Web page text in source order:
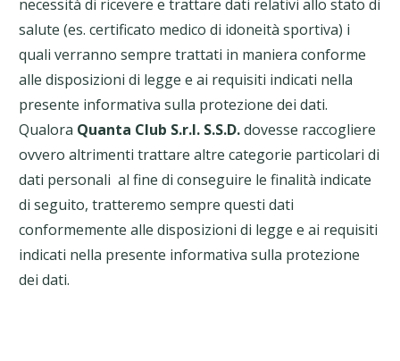
necessità di ricevere e trattare dati relativi allo stato di
salute (es. certificato medico di idoneità sportiva) i
quali verranno sempre trattati in maniera conforme
alle disposizioni di legge e ai requisiti indicati nella
presente informativa sulla protezione dei dati.
Qualora Quanta Club S.r.l. S.S.D.dovesse raccogliere
ovvero altrimenti trattare altre categorie particolari di
dati personali al fine di conseguire le finalità indicate
di seguito, tratteremo sempre questi dati
conformemente alle disposizioni di legge e ai requisiti
indicati nella presente informativa sulla protezione
dei dati.